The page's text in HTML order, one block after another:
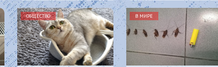
ОБЩЕСТВО В МИРЕ